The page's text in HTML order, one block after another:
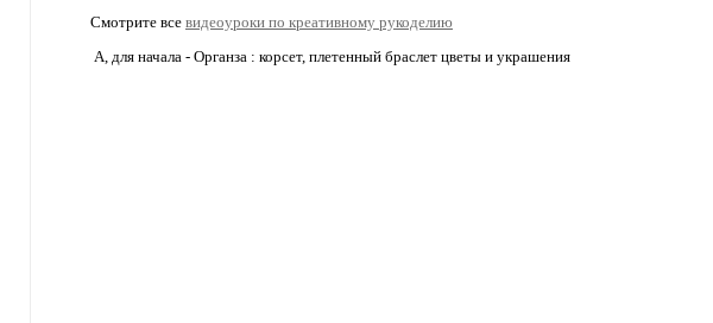
Смотрите все видеоуроки по креативному рукоделию
А, для начала - Органза : корсет, плетенный браслет цветы и украшения